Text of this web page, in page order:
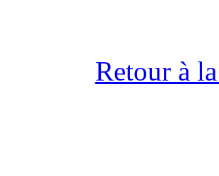
Retour à